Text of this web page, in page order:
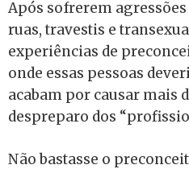
Após sofrerem
ruas, travestis e
experiências de
onde essas pessoas
acabam por causar mais
despreparo dos
Não bastasse o